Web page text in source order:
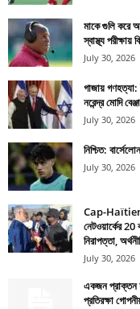
মাকে গুলি করে
স্বাস্থ্য পরীক্ষায়
July 30, 2026
গাজায় গণহত্যা:
নরেন্দ্র মোদি
July 30, 2026
নিশ্চিত:
July 30, 2026
Cap-Haïtien:
নেটওয়ার্কের 20
নিরাপত্তা,
July 30, 2026
একজন প্রাক্তন
প্রতিরক্ষা